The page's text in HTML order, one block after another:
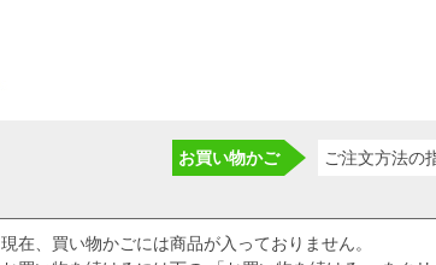
お買い物かご ご注文方法の
現在、買い物かごには商品が入っておりません。